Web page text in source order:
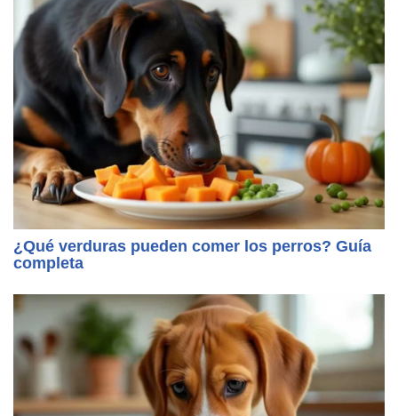
¿Qué verduras pueden comer los perros? Guía
completa